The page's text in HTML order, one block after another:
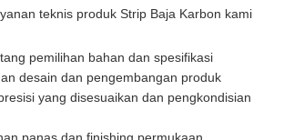
teknis produk Strip Baja Karbon kami
pemilihan bahan dan spesifikasi
desain dan pengembangan produk
yang disesuaikan dan pengkondisian